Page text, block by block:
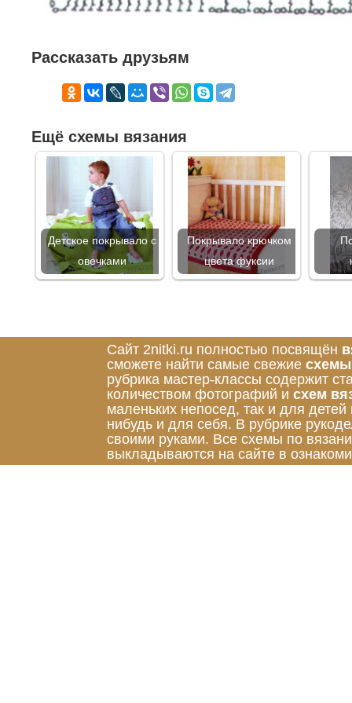
Рассказать друзьям
Ещё схемы вязания
Детское покрывало с
овечками
Покрывало крючком
цвета фуксии
Сайт 2nitki.ru полностью посвящён
сможете найти самые свежие схемы
рубрика мастер-классы содержит
количеством фотографий и схем
маленьких непосед, так и для
нибудь и для себя. В рубрике
своими руками. Все схемы по
выкладываются на сайте в